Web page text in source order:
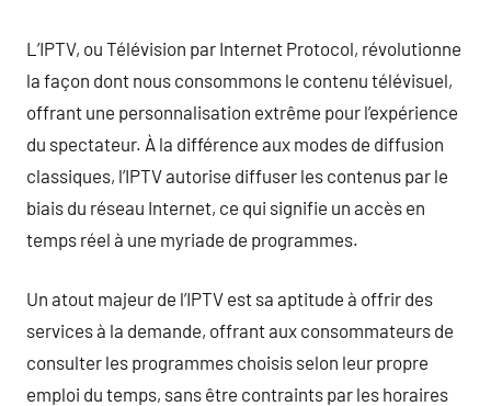
L’IPTV, ou Télévision par Internet Protocol, révolutionne
la façon dont nous consommons le contenu télévisuel,
offrant une personnalisation extrême pour l’expérience
du spectateur. À la différence aux modes de diffusion
classiques, l’IPTV autorise diffuser les contenus par le
biais du réseau Internet, ce qui signifie un accès en
temps réel à une myriade de programmes.
Un atout majeur de l’IPTV est sa aptitude à offrir des
services à la demande, offrant aux consommateurs de
consulter les programmes choisis selon leur propre
emploi du temps, sans être contraints par les horaires